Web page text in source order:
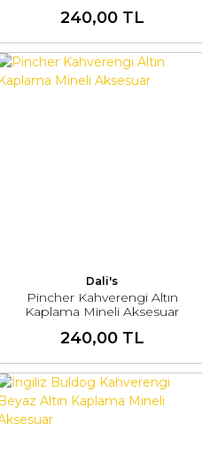
240,00 TL
Dali's
Pincher Kahverengi Altın
Kaplama Mineli Aksesuar
240,00 TL